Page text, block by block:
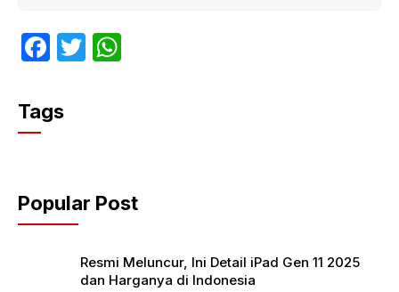
F
c
e
o
o
T
p
p
Tags
Popular Post
Resmi Meluncur, Ini Detail iPad Gen 11 2025
dan Harganya di Indonesia